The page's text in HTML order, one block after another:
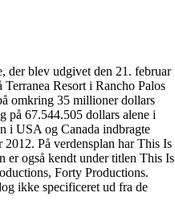
der blev udgivet den 21. februar
Resort i Rancho Palos
omkring 35 millioner dollars
på 67.544.505 dollars alene i
i USA og Canada indbragte
2012. På verdensplan har This Is
er også kendt under titlen This Is
Forty Productions.
ikke specificeret ud fra de